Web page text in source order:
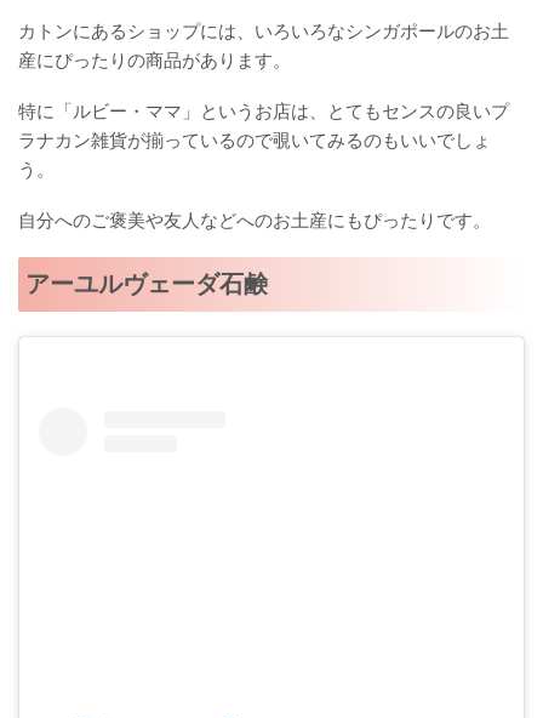
カトンにあるショップには、いろいろなシンガポールのお土
産にぴったりの商品があります。
特に「ルビー・ママ」というお店は、とてもセンスの良いプ
ラナカン雑貨が揃っているので覗いてみるのもいいでしょ
う。
自分へのご褒美や友人などへのお土産にもぴったりです。
アーユルヴェーダ石鹸